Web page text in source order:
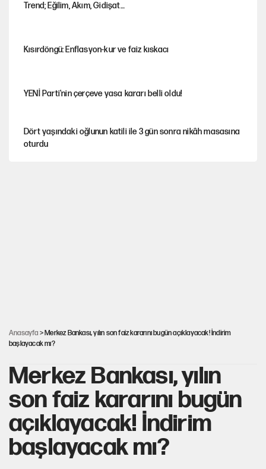
Trend; Eğilim, Akım, Gidişat…
Kısırdöngü: Enflasyon-kur ve faiz kıskacı
YENİ Parti'nin çerçeve yasa kararı belli oldu!
Dört yaşındaki oğlunun katili ile 3 gün sonra nikâh masasına
oturdu
Anasayfa > Merkez Bankası, yılın son faiz kararını bugün açıklayacak! İndirim
başlayacak mı?
Merkez Bankası, yılın
son faiz kararını bugün
açıklayacak! İndirim
başlayacak mı?